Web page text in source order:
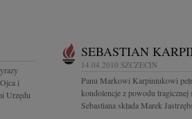
i
Urzędu
SEBASTIAN
14.04.2010 SZCZECIN
Panu Markowi Karpiniukowi
kondolencje z powodu tragicznej
Sebastiana składa Marek